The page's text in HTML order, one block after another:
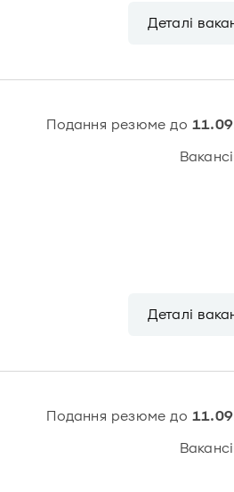
Деталі
Подання резюме до
Деталі
Подання резюме до